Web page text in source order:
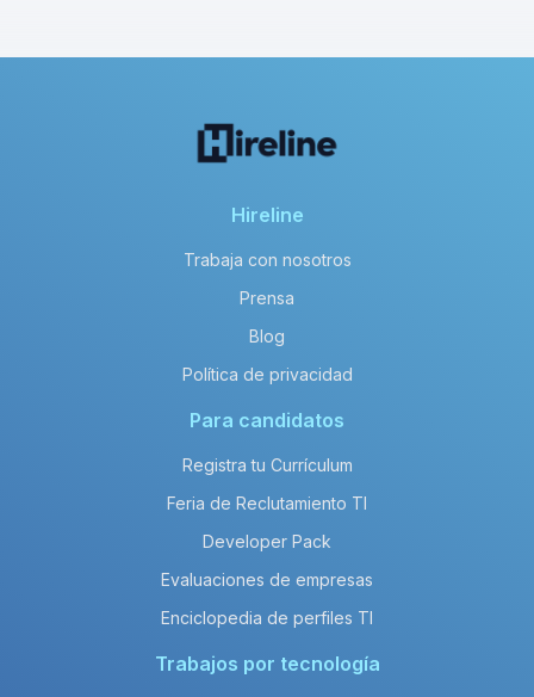
Hireline
Trabaja con nosotros
Prensa
Blog
Política de privacidad
Para candidatos
Registra tu Currículum
Feria de Reclutamiento TI
Developer Pack
Evaluaciones de empresas
Enciclopedia de perfiles TI
Trabajos por tecnología